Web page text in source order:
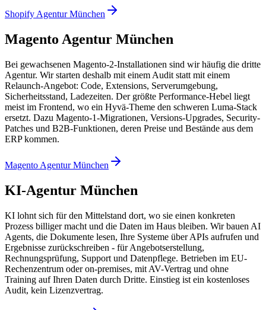
Shopify Agentur München
Magento Agentur München
Bei gewachsenen Magento-2-Installationen sind wir häufig die dritte
Agentur. Wir starten deshalb mit einem Audit statt mit einem
Relaunch-Angebot: Code, Extensions, Serverumgebung,
Sicherheitsstand, Ladezeiten. Der größte Performance-Hebel liegt
meist im Frontend, wo ein Hyvä-Theme den schweren Luma-Stack
ersetzt. Dazu Magento-1-Migrationen, Versions-Upgrades, Security-
Patches und B2B-Funktionen, deren Preise und Bestände aus dem
ERP kommen.
Magento Agentur München
KI-Agentur München
KI lohnt sich für den Mittelstand dort, wo sie einen konkreten
Prozess billiger macht und die Daten im Haus bleiben. Wir bauen AI
Agents, die Dokumente lesen, Ihre Systeme über APIs aufrufen und
Ergebnisse zurückschreiben - für Angebotserstellung,
Rechnungsprüfung, Support und Datenpflege. Betrieben im EU-
Rechenzentrum oder on-premises, mit AV-Vertrag und ohne
Training auf Ihren Daten durch Dritte. Einstieg ist ein kostenloses
Audit, kein Lizenzvertrag.